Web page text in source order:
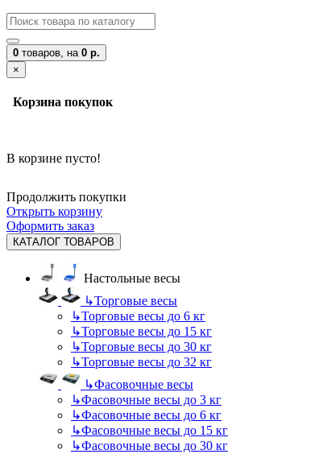
0 товаров, на 0 р.
×
Корзина покупок
В корзине пусто!
Продолжить покупки
Открыть корзину
Оформить заказ
КАТАЛОГ ТОВАРОВ
Настольные весы
↳Торговые весы
↳Торговые весы до 6 кг
↳Торговые весы до 15 кг
↳Торговые весы до 30 кг
↳Торговые весы до 32 кг
↳Фасовочные весы
↳Фасовочные весы до 3 кг
↳Фасовочные весы до 6 кг
↳Фасовочные весы до 15 кг
↳Фасовочные весы до 30 кг